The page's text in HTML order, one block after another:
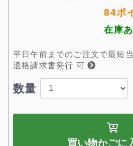
84ポ
在庫
平日午前までのご注文で最短
適格請求書発行 可
数量
買い物かごに